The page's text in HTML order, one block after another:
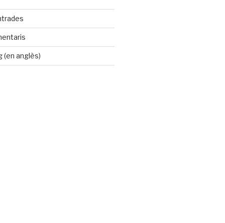
(en anglès)